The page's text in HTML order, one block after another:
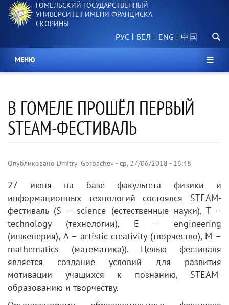
Перейти
основному
ГОМЕЛЬСКИЙ ГОСУДАРСТВЕННЫЙ
УНИВЕРСИТЕТ ИМЕНИ ФРАНЦИСКА
СКОРИНЫ
РУС БЕЛ 中国
МЕНЮ
В ГОМЕЛЕ ПРОШЁЛ ПЕРВЫЙ
STEAM-ФЕСТИВАЛЬ
Опубликовано Dmitry_Gorbachev-ср, 27/06/2018 - 16:48
27 июня на базе факультета физики и
информационных технологий состоялся STEAM-
фестиваль (S – science (естественные науки), T –
technology (технологии), E – engineering
(инженерия), А – аrtistic creativity (творчество), M –
mathematics (математика)). Целью фестиваля
является создание условий для развития
мотивации учащихся к познанию, STEAM-
образованию и творчеству.